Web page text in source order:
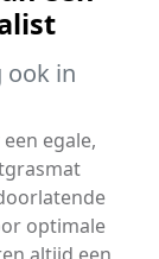
ook in
egale,
optimale
altijd een